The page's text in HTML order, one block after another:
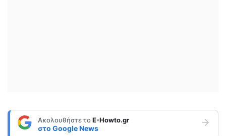
Ακολουθήστε τοE-Howto.gr
στο Google News